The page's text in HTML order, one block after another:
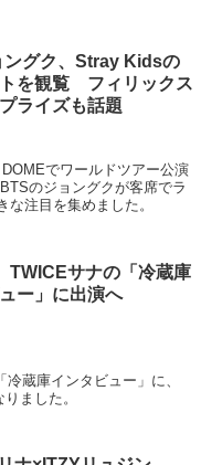
ングク、Stray Kidsの
を観覧 フィリックス
ライズも話題
でワールドツアー公演
のジョングクが客席でラ
な注目を集めました。
TWICEサナの「冷蔵庫
ュー」に出演へ
蔵庫インタビュー」に、
ました。